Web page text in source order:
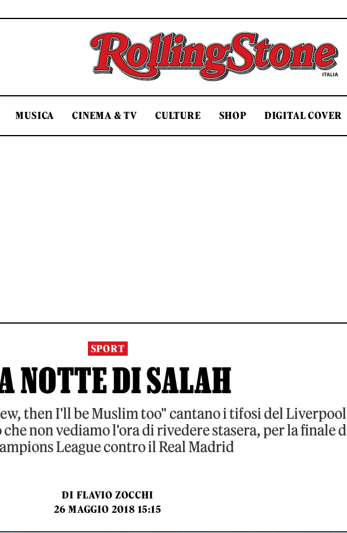
Rolling Stone Italia
MUSICA CINEMA & TV CULTURE SHOP DIGITAL COVER
SPORT
NOTTE DI SALAH
then I'll be Muslim too" cantano i tifosi del
non vediamo l'ora di rivedere stasera, per la finale
League contro il Real Madrid
DI FLAVIO ZOCCHI
26 MAGGIO 2018 15:15